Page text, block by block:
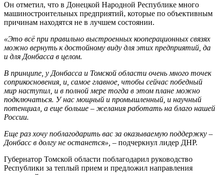
Он отметил, что в Донецкой Народной Республике много
машиностроительных предприятий, которые по объективным
причинам находятся не в лучшем состоянии.
«Это всё при правильно выстроенных кооперационных связях
можно вернуть к достойному виду для этих предприятий, да
и для Донбасса в целом.
В принципе, у Донбасса и Томской области очень много точек
соприкосновения, и, самое главное, чтобы сейчас победный
мир наступил, и в полной мере тогда в этом плане можно
подключаться. У нас мощный и промышленный, и научный
потенциал, а еще больше – желания работать на благо нашей
России.
Еще раз хочу поблагодарить вас за оказываемую поддержку –
Донбасс в долгу не останется», – подчеркнул лидер ДНР.
Губернатор Томской области поблагодарил руководство
Республики за теплый прием и предложил направления